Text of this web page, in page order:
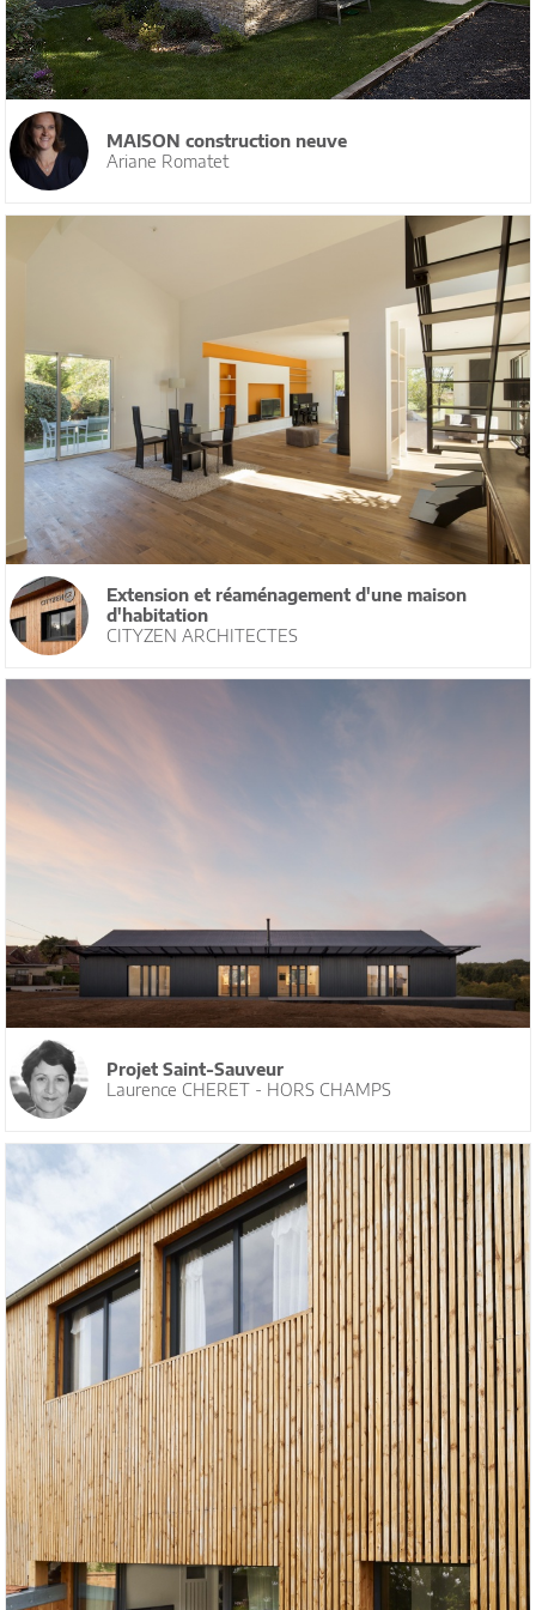
MAISON construction neuve
Ariane Romatet
Extension et réaménagement d'une maison
d'habitation
CITYZEN ARCHITECTES
Projet Saint-Sauveur
Laurence CHERET - HORS CHAMPS